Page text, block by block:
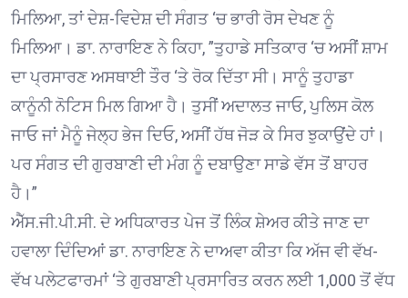
ਮਿਲਿਆ, ਤਾਂ ਦੇਸ਼-ਵਿਦੇਸ਼ ਦੀ ਸੰਗਤ ‘ਚ ਭਾਰੀ ਰੋਸ ਦੇਖਣ ਨੂੰ
ਮਿਲਿਆ। ਡਾ. ਨਾਰਾਇਣ ਨੇ ਕਿਹਾ, ”ਤੁਹਾਡੇ ਸਤਿਕਾਰ ‘ਚ ਅਸੀਂ ਸ਼ਾਮ
ਦਾ ਪ੍ਰਸਾਰਣ ਅਸਥਾਈ ਤੌਰ ‘ਤੇ ਰੋਕ ਦਿੱਤਾ ਸੀ। ਸਾਨੂੰ ਤੁਹਾਡਾ
ਕਾਨੂੰਨੀ ਨੋਟਿਸ ਮਿਲ ਗਿਆ ਹੈ। ਤੁਸੀਂ ਅਦਾਲਤ ਜਾਓ, ਪੁਲਿਸ ਕੋਲ
ਜਾਓ ਜਾਂ ਮੈਨੂੰ ਜੇਲ੍ਹ ਭੇਜ ਦਿਓ, ਅਸੀਂ ਹੱਥ ਜੋੜ ਕੇ ਸਿਰ ਝੁਕਾਉਂਦੇ ਹਾਂ।
ਪਰ ਸੰਗਤ ਦੀ ਗੁਰਬਾਣੀ ਦੀ ਮੰਗ ਨੂੰ ਦਬਾਉਣਾ ਸਾਡੇ ਵੱਸ ਤੋਂ ਬਾਹਰ
ਹੈ।”
ਐੱਸ.ਜੀ.ਪੀ.ਸੀ. ਦੇ ਅਧਿਕਾਰਤ ਪੇਜ ਤੋਂ ਲਿੰਕ ਸ਼ੇਅਰ ਕੀਤੇ ਜਾਣ ਦਾ
ਹਵਾਲਾ ਦਿੰਦਿਆਂ ਡਾ. ਨਾਰਾਇਣ ਨੇ ਦਾਅਵਾ ਕੀਤਾ ਕਿ ਅੱਜ ਵੀ ਵੱਖ-
ਵੱਖ ਪਲੇਟਫਾਰਮਾਂ ‘ਤੇ ਗੁਰਬਾਣੀ ਪ੍ਰਸਾਰਿਤ ਕਰਨ ਲਈ 1,000 ਤੋਂ ਵੱਧ